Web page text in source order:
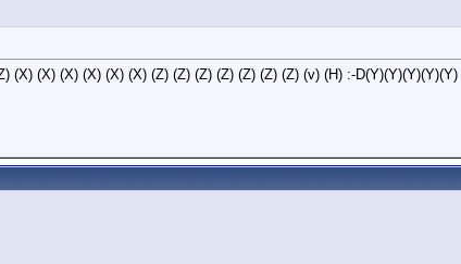
(X) (X) (X) (X) (X) (X) (Z) (Z) (Z) (Z) (Z) (Z) (Z) (v) (H) :-D(Y)(Y)(Y)(Y)(Y)